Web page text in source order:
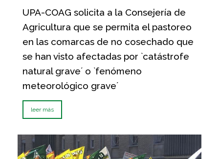
UPA-COAG solicita a la Consejería de
Agricultura que se permita el pastoreo
en las comarcas de no cosechado que
se han visto afectadas por `catástrofe
natural grave´ o `fenómeno
meteorológico grave´
leer más